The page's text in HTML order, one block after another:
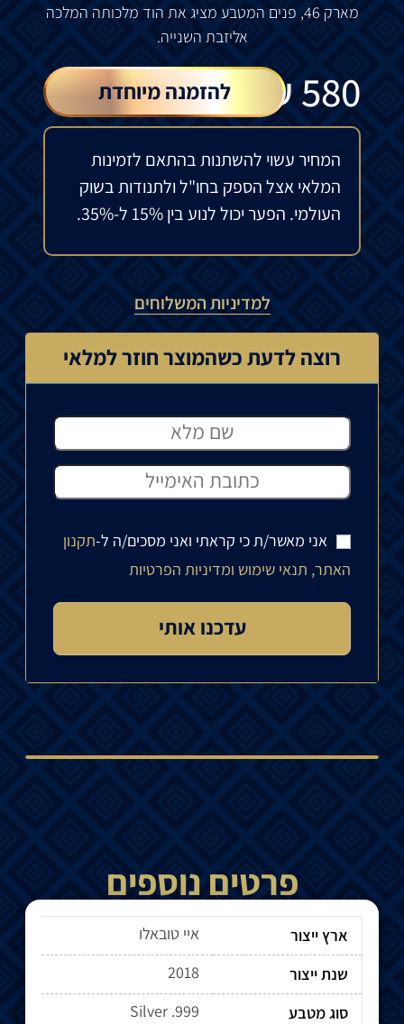
מארק 46, פנים המטבע מציג את הוד מלכותה המלכה
אליזבת השנייה.
580
₪ להזמנה מיוחדת
המחיר עשוי להשתנות בהתאם לזמינות
המלאי אצל הספק בחו"ל ולתנודות בשוק
העולמי. הפער יכול לנוע בין 15% ל-35%.
למדיניות המשלוחים
רוצה לדעת כשהמוצר חוזר למלאי
אני מאשר/ת כי קראתי ואני מסכים/ה ל-תקנון
האתר, תנאי שימוש ומדיניות הפרטיות
פרטים נוספים
ארץ ייצור
איי טובאלו
שנת ייצור
2018
סוג מטבע
Silver .999